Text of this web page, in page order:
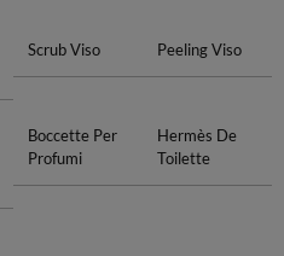
Scrub Viso Peeling Viso
Boccette Per
Profumi
Hermès De
Toilette